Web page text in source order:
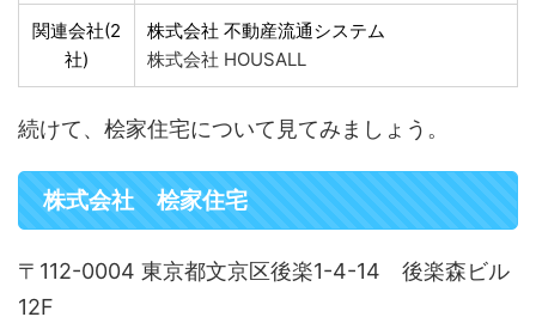
関連会社(2
社)
株式会社 不動産流通システム
株式会社 HOUSALL
続けて、桧家住宅について見てみましょう。
株式会社 桧家住宅
〒112-0004 東京都文京区後楽1-4-14 後楽森ビル
12F